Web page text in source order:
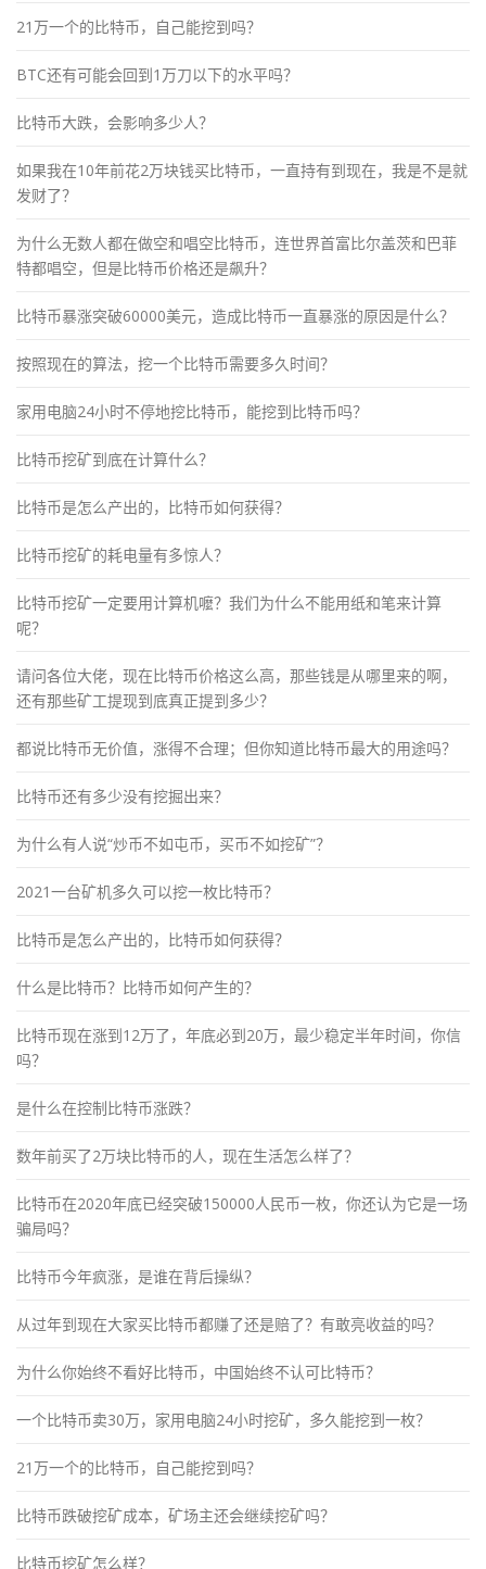
21万一个的比特币，自己能挖到吗？
BTC还有可能会回到1万刀以下的水平吗？
比特币大跌，会影响多少人？
如果我在10年前花2万块钱买比特币，一直持有到现在，我是不是就
发财了？
为什么无数人都在做空和唱空比特币，连世界首富比尔盖茨和巴菲
特都唱空，但是比特币价格还是飙升？
比特币暴涨突破60000美元，造成比特币一直暴涨的原因是什么？
按照现在的算法，挖一个比特币需要多久时间？
家用电脑24小时不停地挖比特币，能挖到比特币吗？
比特币挖矿到底在计算什么？
比特币是怎么产出的，比特币如何获得？
比特币挖矿的耗电量有多惊人？
比特币挖矿一定要用计算机嚒？我们为什么不能用纸和笔来计算
呢？
请问各位大佬，现在比特币价格这么高，那些钱是从哪里来的啊，
还有那些矿工提现到底真正提到多少？
都说比特币无价值，涨得不合理；但你知道比特币最大的用途吗？
比特币还有多少没有挖掘出来？
为什么有人说“炒币不如屯币，买币不如挖矿”？
2021一台矿机多久可以挖一枚比特币？
比特币是怎么产出的，比特币如何获得？
什么是比特币？比特币如何产生的？
比特币现在涨到12万了，年底必到20万，最少稳定半年时间，你信
吗？
是什么在控制比特币涨跌？
数年前买了2万块比特币的人，现在生活怎么样了？
比特币在2020年底已经突破150000人民币一枚，你还认为它是一场
骗局吗？
比特币今年疯涨，是谁在背后操纵？
从过年到现在大家买比特币都赚了还是赔了？有敢亮收益的吗？
为什么你始终不看好比特币，中国始终不认可比特币？
一个比特币卖30万，家用电脑24小时挖矿，多久能挖到一枚？
21万一个的比特币，自己能挖到吗？
比特币跌破挖矿成本，矿场主还会继续挖矿吗？
比特币挖矿怎么样？